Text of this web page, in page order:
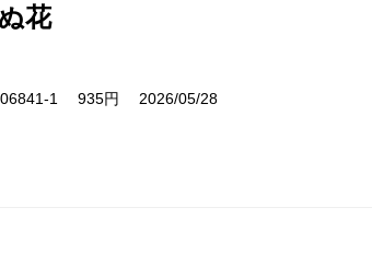
花
1 935円 2026/05/28